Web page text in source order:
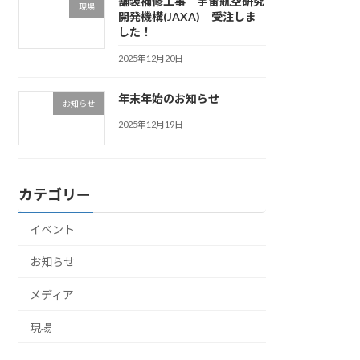
現場
開発機構(JAXA) 受注しま
した！
2025年12月20日
お知らせ 年末年始のお知らせ
2025年12月19日
カテゴリー
イベント
お知らせ
メディア
現場